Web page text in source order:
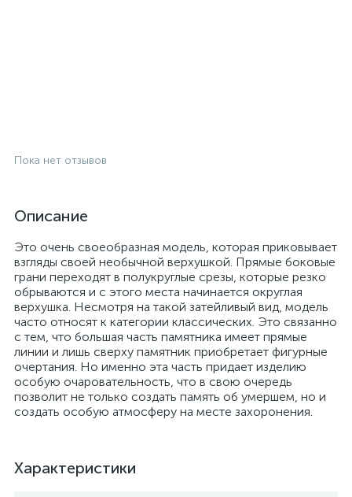
Пока нет отзывов
Описание
Это очень своеобразная модель, которая приковывает
взгляды своей необычной верхушкой. Прямые боковые
грани переходят в полукруглые срезы, которые резко
обрываются и с этого места начинается округлая
верхушка. Несмотря на такой затейливый вид, модель
часто относят к категории классических. Это связанно
с тем, что большая часть памятника имеет прямые
линии и лишь сверху памятник приобретает фигурные
очертания. Но именно эта часть придает изделию
особую очаровательность, что в свою очередь
позволит не только создать память об умершем, но и
создать особую атмосферу на месте захоронения.
Характеристики